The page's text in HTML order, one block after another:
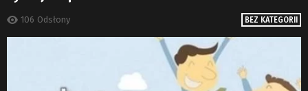
BEZ KATEGORII
106 Odsłony